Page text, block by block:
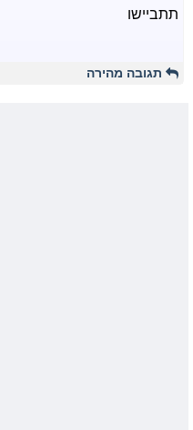
תתביישו
תגובה מהירה